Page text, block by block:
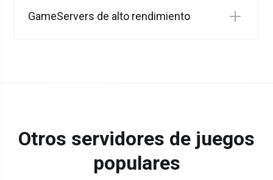
GameServers de alto rendimiento
Otros servidores de juegos
populares